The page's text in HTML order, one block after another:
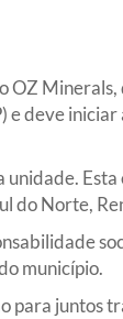
OZ
deve iniciar
do Norte,
município.
para juntos